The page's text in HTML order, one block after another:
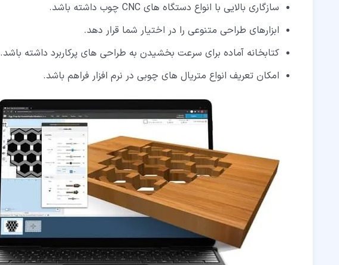
سازگاری بالایی با انواع دستگاه های CNC چوب داشته باشد.
ابزارهای طراحی متنوعی را در اختیار شما قرار دهد.
کتابخانه آماده برای سرعت بخشیدن به طراحی های پرکاربرد داشته باشد.
امکان تعریف انواع متریال های چوبی در نرم افزار فراهم باشد.